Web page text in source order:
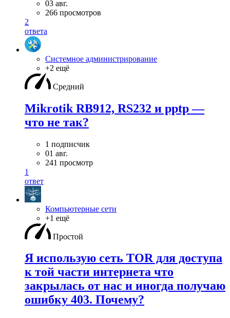
03 авг.
266 просмотров
2
ответа
Системное администрирование
+2 ещё
Средний
Mikrotik RB912, RS232 и pptp —
что не так?
1 подписчик
01 авг.
241 просмотр
1
ответ
Компьютерные сети
+1 ещё
Простой
Я использую сеть TOR для доступа
к той части интернета что
закрылась от нас и иногда получаю
ошибку 403. Почему?